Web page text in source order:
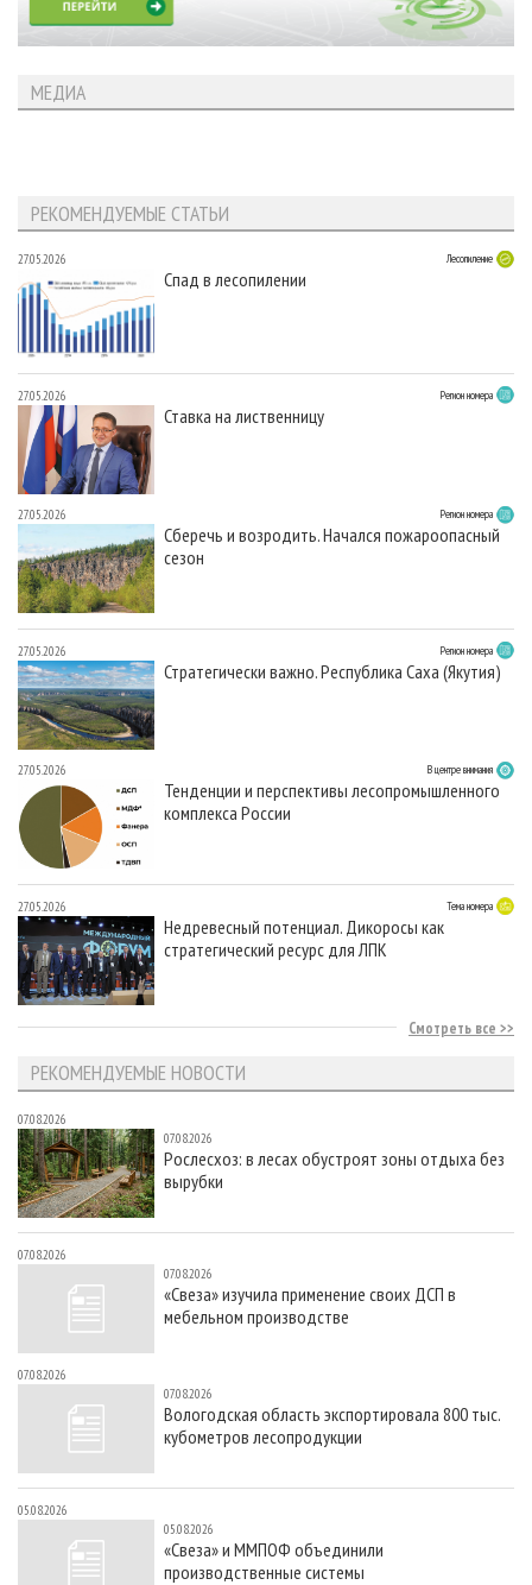
МЕДИА
РЕКОМЕНДУЕМЫЕ СТАТЬИ
27.05.2026 Лесопиление
Спад в лесопилении
27.05.2026 Регион номера
Ставка на лиственницу
27.05.2026 Регион номера
Сберечь и возродить. Начался пожароопасный
сезон
27.05.2026 Регион номера
Стратегически важно. Республика Саха (Якутия)
27.05.2026 В центре внимания
Тенденции и перспективы лесопромышленного
комплекса России
27.05.2026 Тема номера
Недревесный потенциал. Дикоросы как
стратегический ресурс для ЛПК
Смотреть все
РЕКОМЕНДУЕМЫЕ НОВОСТИ
07.08.2026
07.08.2026
Рослесхоз: в лесах обустроят зоны отдыха без
вырубки
07.08.2026
07.08.2026
«Свеза» изучила применение своих ДСП в
мебельном производстве
07.08.2026
07.08.2026
Вологодская область экспортировала 800 тыс.
кубометров лесопродукции
05.08.2026
05.08.2026
«Свеза» и ММПОФ объединили
производственные системы